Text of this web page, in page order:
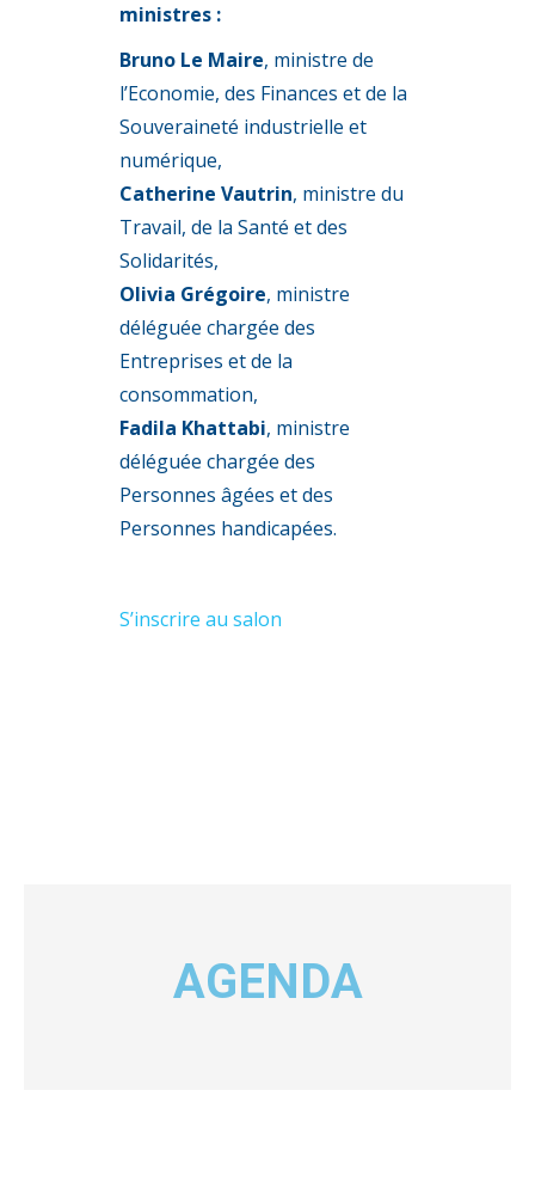
ministres :
Bruno Le Maire, ministre de
l’Economie, des Finances et de la
Souveraineté industrielle et
numérique,
Catherine Vautrin, ministre du
Travail, de la Santé et des
Solidarités,
Olivia Grégoire, ministre
déléguée chargée des
Entreprises et de la
consommation,
Fadila Khattabi, ministre
déléguée chargée des
Personnes âgées et des
Personnes handicapées.
S’inscrire au salon
AGENDA